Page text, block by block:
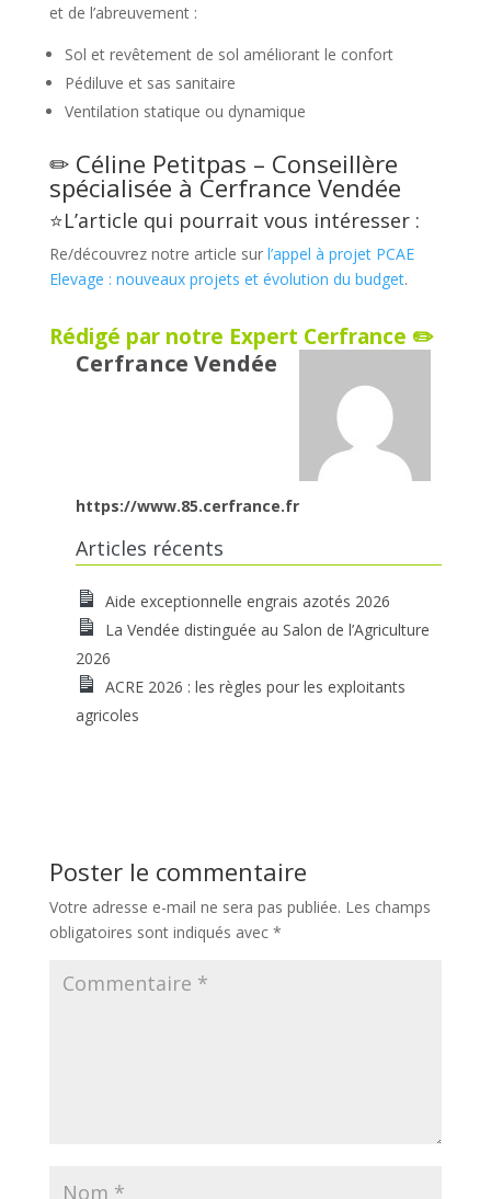
et de l’abreuvement :
Sol et revêtement de sol améliorant le confort
Pédiluve et sas sanitaire
Ventilation statique ou dynamique
✏ Céline Petitpas – Conseillère
spécialisée à Cerfrance Vendée
⭐L’article qui pourrait vous intéresser :
Re/découvrez notre article sur l’appel à projet PCAE
Elevage : nouveaux projets et évolution du budget.
Rédigé par notre Expert Cerfrance ✏️
Cerfrance Vendée
https://www.85.cerfrance.fr
Articles récents
Aide exceptionnelle engrais azotés 2026
La Vendée distinguée au Salon de l’Agriculture
2026
ACRE 2026 : les règles pour les exploitants
agricoles
Poster le commentaire
Votre adresse e-mail ne sera pas publiée. Les champs
obligatoires sont indiqués avec *